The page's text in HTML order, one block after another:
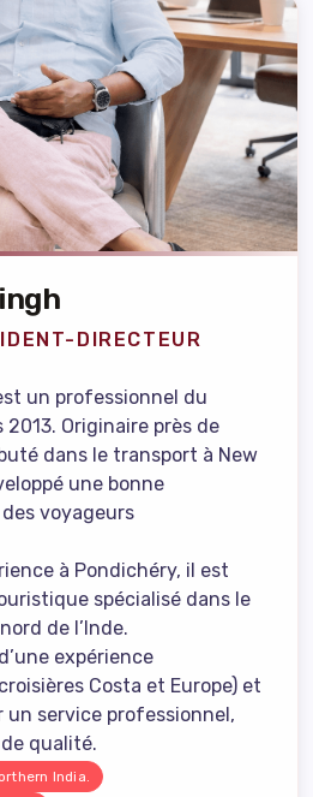
DIRECTEUR
un professionnel du
Originaire près de
dans le transport à New
une bonne
voyageurs
à Pondichéry, il est
spécialisé dans le
de l’Inde.
expérience
Costa et Europe) et
un service professionnel,
qualité.
India.